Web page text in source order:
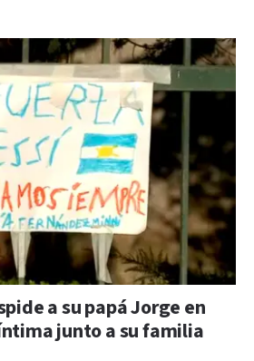
a su papá Jorge en
junto a su familia